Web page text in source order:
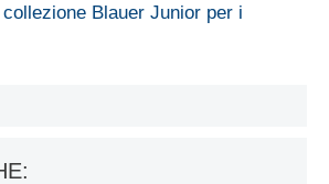
Blauer Junior per i